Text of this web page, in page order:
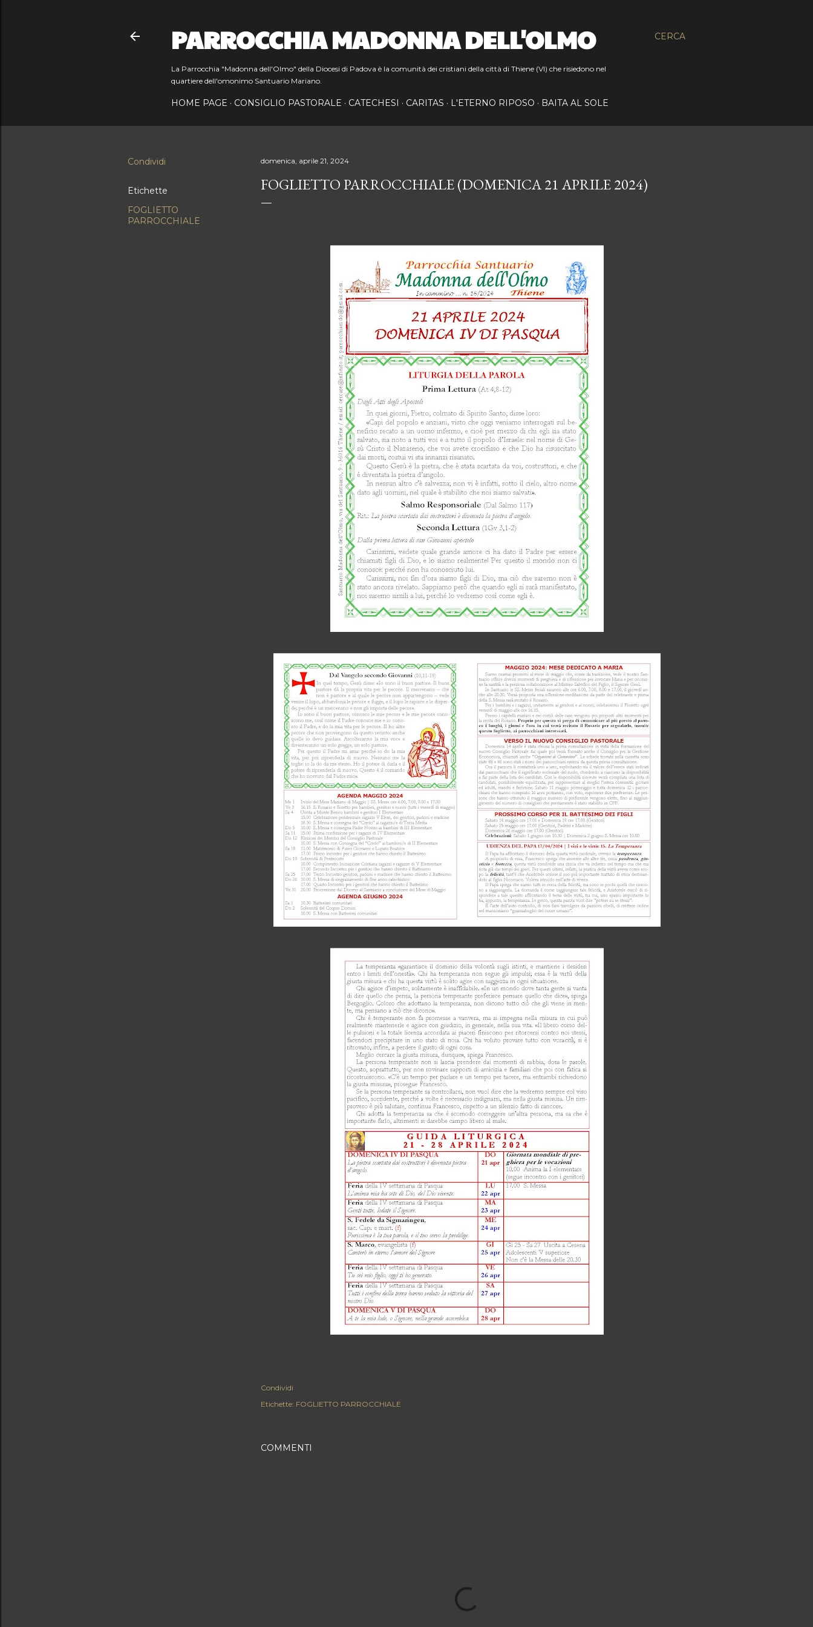
CERCA
PARROCCHIA MADONNA DELL'OLMO
La Parrocchia "Madonna dell'Olmo" della Diocesi di Padova è la comunità dei cristiani della città di Thiene (VI) che risiedono nel
quartiere dell'omonimo Santuario Mariano.
HOME PAGE CONSIGLIO PASTORALE CATECHESI CARITAS L'ETERNO RIPOSO BAITA AL SOLE
Condividi
Etichette
FOGLIETTO
PARROCCHIALE
domenica, aprile 21, 2024
FOGLIETTO PARROCCHIALE (DOMENICA 21 APRILE 2024)
Condividi
Etichette: FOGLIETTO PARROCCHIALE
COMMENTI